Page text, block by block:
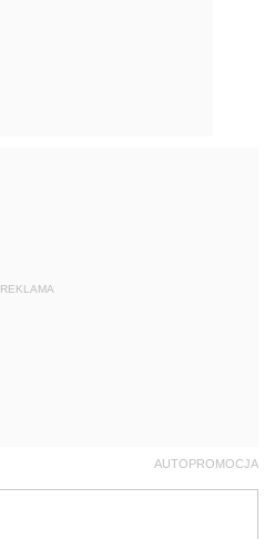
REKLAMA
AUTOPROMOCJA